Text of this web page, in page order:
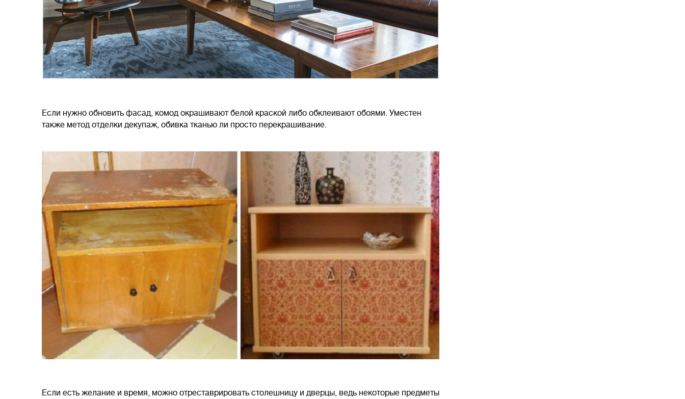
Если нужно обновить фасад, комод окрашивают белой краской либо обклеивают обоями. Уместен
также метод отделки декупаж, обивка тканью ли просто перекрашивание.
Если есть желание и время, можно отреставрировать столешницу и дверцы, ведь некоторые предметы